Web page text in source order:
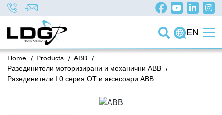
EN
/
Home /
Products /
ABB
/
Разединители моторизирани и механични ABB
Разединители I 0 серия OT и аксесоари ABB